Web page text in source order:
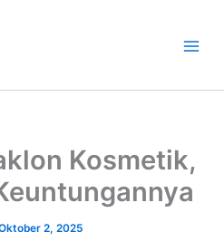
Kosmetik,
2, 2025